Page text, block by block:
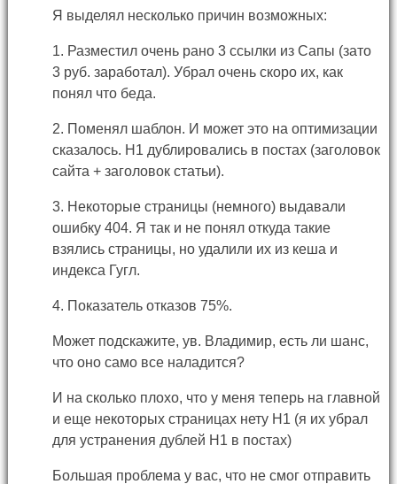
Я выделял несколько причин возможных:
1. Разместил очень рано 3 ссылки из Сапы (зато
3 руб. заработал). Убрал очень скоро их, как
понял что беда.
2. Поменял шаблон. И может это на оптимизации
сказалось. Н1 дублировались в постах (заголовок
сайта + заголовок статьи).
3. Некоторые страницы (немного) выдавали
ошибку 404. Я так и не понял откуда такие
взялись страницы, но удалили их из кеша и
индекса Гугл.
4. Показатель отказов 75%.
Может подскажите, ув. Владимир, есть ли шанс,
что оно само все наладится?
И на сколько плохо, что у меня теперь на главной
и еще некоторых страницах нету Н1 (я их убрал
для устранения дублей Н1 в постах)
Большая проблема у вас, что не смог отправить